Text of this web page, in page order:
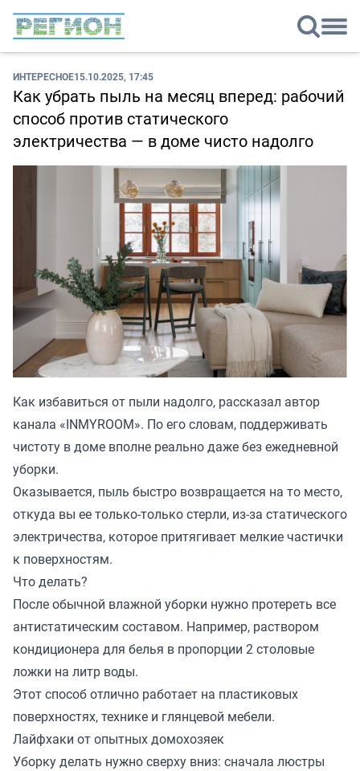
ИНТЕРЕСНОЕ15.10.2025, 17:45
Как убрать пыль на месяц вперед: рабочий
способ против статического
электричества — в доме чисто надолго
Как избавиться от пыли надолго, рассказал автор
канала «INMYROOM». По его словам, поддерживать
чистоту в доме вполне реально даже без ежедневной
уборки.
Оказывается, пыль быстро возвращается на то место,
откуда вы ее только-только стерли, из-за статического
электричества, которое притягивает мелкие частички
к поверхностям.
Что делать?
После обычной влажной уборки нужно протереть все
антистатическим составом. Например, раствором
кондиционера для белья в пропорции 2 столовые
ложки на литр воды.
Этот способ отлично работает на пластиковых
поверхностях, технике и глянцевой мебели.
Лайфхаки от опытных домохозяек
Уборку делать нужно сверху вниз: сначала люстры